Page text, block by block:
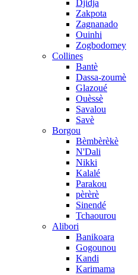
Djidja
Zakpota
Zagnanado
Ouinhi
Zogbodomey
Collines
Bantè
Dassa-zoumè
Glazoué
Ouèssè
Savalou
Savè
Borgou
Bèmbèrèkè
N'Dali
Nikki
Kalalé
Parakou
pèrèrè
Sinendé
Tchaourou
Alibori
Banikoara
Gogounou
Kandi
Karimama